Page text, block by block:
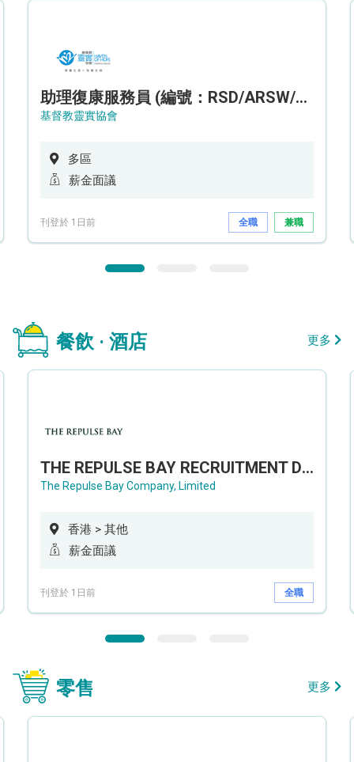
助理復康服務員 (編號：RSD/ARSW/CTE)
基督教靈實協會
多區
薪金面議
刊登於 1日前 全職 兼職
餐飲 · 酒店 更多
THE REPULSE BAY RECRUITMENT DAY 淺水灣影灣園人才招聘會
The Repulse Bay Company, Limited
香港 > 其他
薪金面議
刊登於 1日前 全職
零售 更多